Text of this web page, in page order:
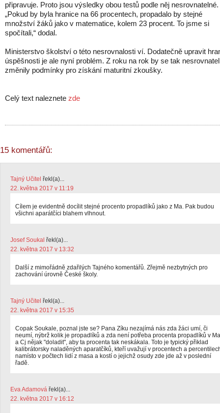
připravuje. Proto jsou výsledky obou testů podle něj nesrovnatelné.
„Pokud by byla hranice na 66 procentech, propadalo by stejné
množství žáků jako v matematice, kolem 23 procent. To jsme si
spočítali,“ dodal.
Ministerstvo školství o této nesrovnalosti ví. Dodatečně upravit
úspěšnosti je ale nyní problém. Z roku na rok by se tak
změnily podmínky pro získání maturitní zkoušky.
Celý text naleznete zde
15 komentářů:
Tajný Učitel řekl(a)...
22. května 2017 v 11:19
Cílem je evidentně docílit stejné procento propadlíků jako z Ma. Pak budou
všichni aparátčíci blahem vlhnout.
Josef Soukal řekl(a)...
22. května 2017 v 13:32
Další z mimořádně zdařilých Tajného komentářů. Zřejmě nezbytných pro
zachování úrovně České školy.
Tajný Učitel řekl(a)...
22. května 2017 v 15:35
Copak Soukale, poznal jste se? Pana Zíku nezajímá nás zda žáci umí, či
neumí, nýbrž kolik je propadlíků a zda není potřeba procenta propadlíků v Ma
a Cj nějak "doladit", aby ta procenta tak neskákala. Toto je typický přiklad
kalibrátorsky naladěných aparatčíků, kteří uvažují v procentech a
namísto v počtech lidí z masa a kostí o jejichž osudy zde jde až v poslední
řadě.
Eva Adamová řekl(a)...
22. května 2017 v 16:12